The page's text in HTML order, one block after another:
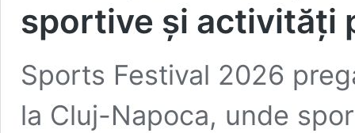
sportive și activități
Sports Festival 2026
la Cluj-Napoca, unde